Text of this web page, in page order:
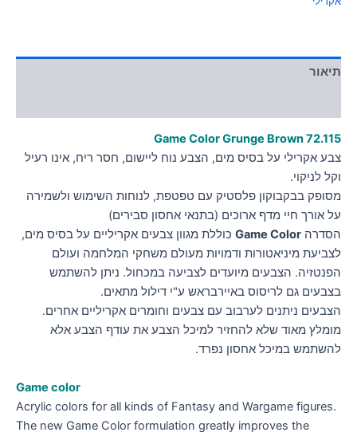
תיאור
Game Color Grunge Brown72.115
צבע אקרילי על בסיס מים, הצבע נוח ליישום, חסר ריח, אינו רעיל
וקל לניקוי.
מסופק בבקבוקון פלסטיק עם טפטפת, לנוחות השימוש ולשמירה
על אורך חיי מדף ארוכים (בתנאי אחסון סבירים)
הסדרה Game Color כוללת מגוון צבעים אקריליים על בסיס מים,
לצביעת מיניאטורות ודמויות מעולם משחקי המלחמה ועולם
הפנטזיה. הצבעים מיועדים לצביעה במכחול. ניתן להשתמש
בצבעים גם לריסוס באיירבראש ע"י דילול מתאים.
הצבעים ניתנים לערבוב עם צבעים וחומרים אקריליים אחרים.
מומלץ מאוד שלא להחזיר למיכל הצבע את עודף הצבע אלא
להשתמש במיכל אחסון נפרד.
Game color
Acrylic colors for all kinds of Fantasy and Wargame figures.
The new Game Color formulation greatly improves the